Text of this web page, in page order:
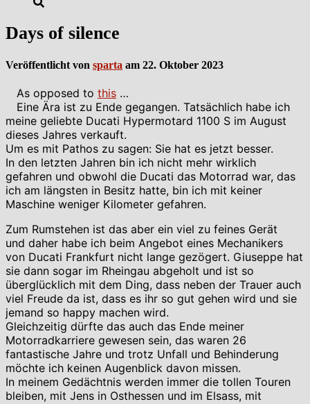
Days of silence
Veröffentlicht von sparta am 22. Oktober 2023
As opposed to this …
Eine Ära ist zu Ende gegangen. Tatsächlich habe ich
meine geliebte Ducati Hypermotard 1100 S im August
dieses Jahres verkauft.
Um es mit Pathos zu sagen: Sie hat es jetzt besser.
In den letzten Jahren bin ich nicht mehr wirklich
gefahren und obwohl die Ducati das Motorrad war, das
ich am längsten in Besitz hatte, bin ich mit keiner
Maschine weniger Kilometer gefahren.
Zum Rumstehen ist das aber ein viel zu feines Gerät
und daher habe ich beim Angebot eines Mechanikers
von Ducati Frankfurt nicht lange gezögert. Giuseppe hat
sie dann sogar im Rheingau abgeholt und ist so
überglücklich mit dem Ding, dass neben der Trauer auch
viel Freude da ist, dass es ihr so gut gehen wird und sie
jemand so happy machen wird.
Gleichzeitig dürfte das auch das Ende meiner
Motorradkarriere gewesen sein, das waren 26
fantastische Jahre und trotz Unfall und Behinderung
möchte ich keinen Augenblick davon missen.
In meinem Gedächtnis werden immer die tollen Touren
bleiben, mit Jens in Osthessen und im Elsass, mit